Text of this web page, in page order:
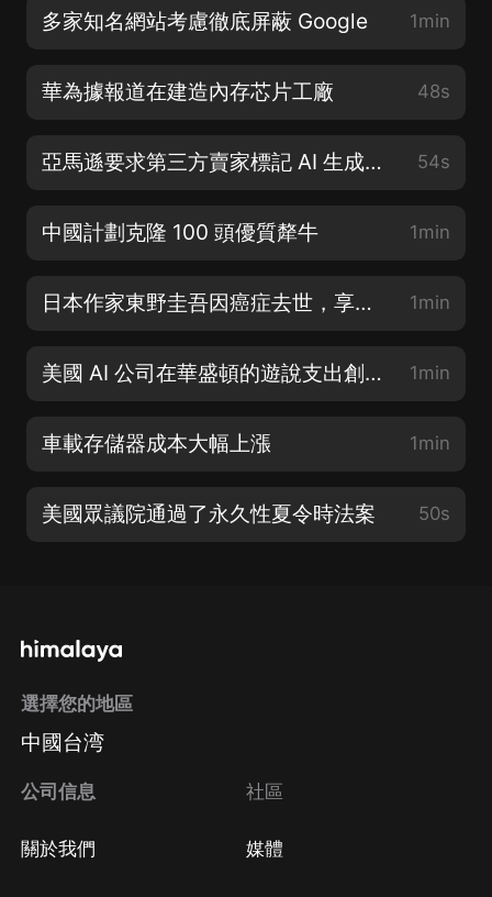
多家知名網站考慮徹底屏蔽 Google 1min
華為據報道在建造內存芯片工廠 48s
亞馬遜要求第三方賣家標記 AI 生成圖像 54s
中國計劃克隆 100 頭優質犛牛 1min
日本作家東野圭吾因癌症去世，享年 68 歲 1min
美國 AI 公司在華盛頓的遊說支出創下記錄 1min
車載存儲器成本大幅上漲 1min
美國眾議院通過了永久性夏令時法案 50s
選擇您的地區
中國台湾
公司信息
關於我們
社區
媒體